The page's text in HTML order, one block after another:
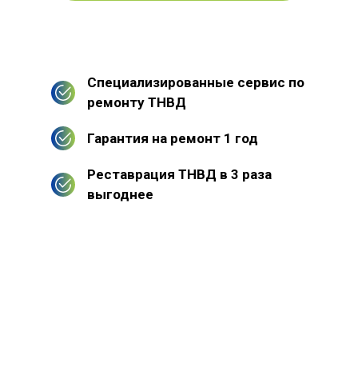
Специализированные сервис по
ремонту ТНВД
Гарантия на ремонт 1 год
Реставрация ТНВД в 3 раза
выгоднее